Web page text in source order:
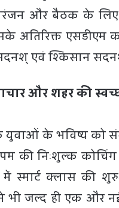
और बैठक के लिए
अतिरिक्त एसडीएम
एवं श्किसान
और शहर की
युवाओं के भविष्य को
की निःशुल्क
स्मार्ट क्लास की
भी जल्द ही एक और